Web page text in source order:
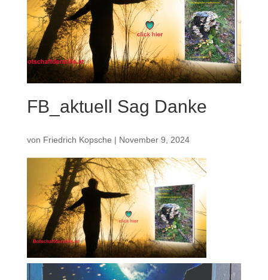
FB_aktuell Sag Danke
von Friedrich Kopsche | November 9, 2024